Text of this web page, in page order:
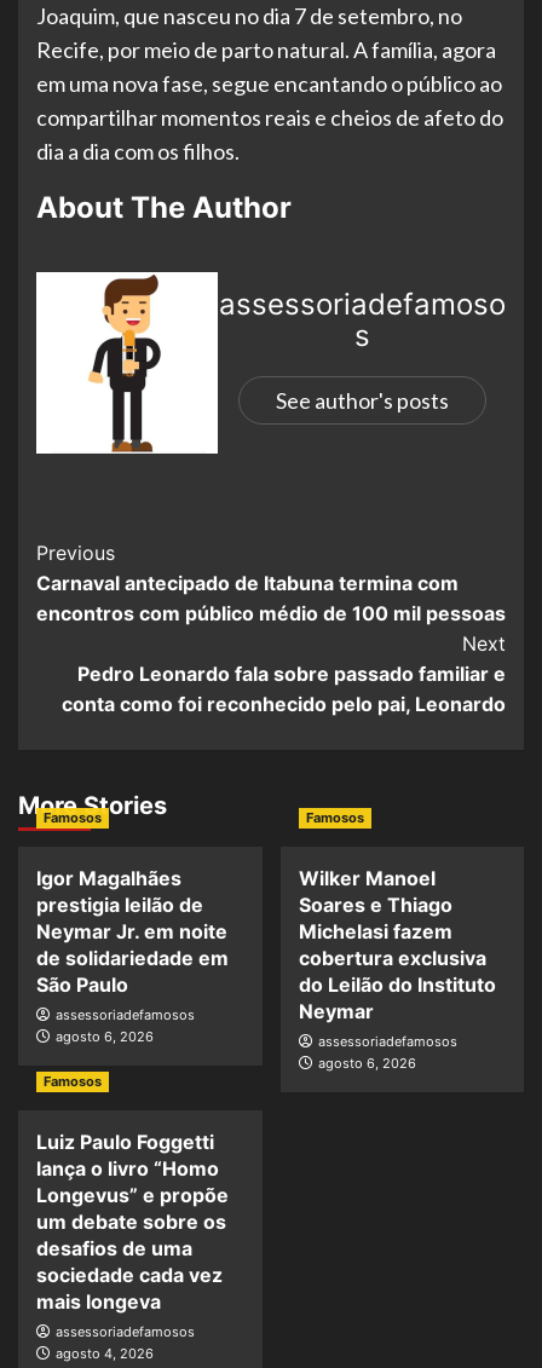
Joaquim, que nasceu no dia 7 de setembro, no
Recife, por meio de parto natural. A família, agora
em uma nova fase, segue encantando o público ao
compartilhar momentos reais e cheios de afeto do
dia a dia com os filhos.
About The Author
assessoriadefamoso
s
See author's posts
Previous
Carnaval antecipado de Itabuna termina com
encontros com público médio de 100 mil pessoas
Next
Pedro Leonardo fala sobre passado familiar e
conta como foi reconhecido pelo pai, Leonardo
More Stories
Famosos
Igor Magalhães
prestigia leilão de
Neymar Jr. em noite
de solidariedade em
São Paulo
assessoriadefamosos
agosto 6, 2026
Famosos
Wilker Manoel
Soares e Thiago
Michelasi fazem
cobertura exclusiva
do Leilão do Instituto
Neymar
assessoriadefamosos
agosto 6, 2026
Famosos
Luiz Paulo Foggetti
lança o livro “Homo
Longevus” e propõe
um debate sobre os
desafios de uma
sociedade cada vez
mais longeva
assessoriadefamosos
agosto 4, 2026